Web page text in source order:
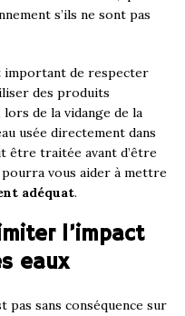
s’ils ne sont pas
important de respecter
des produits
de la vidange de la
usée directement dans
être traitée avant d’être
pourra vous aider à mettre
adéquat.
l’impact
eaux
pas sans conséquence sur